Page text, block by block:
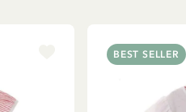
BEST SELLER